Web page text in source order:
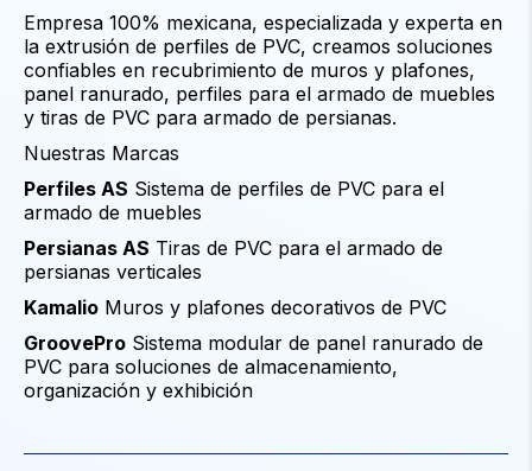
Empresa 100% mexicana, especializada y experta en
la extrusión de perfiles de PVC, creamos soluciones
confiables en recubrimiento de muros y plafones,
panel ranurado, perfiles para el armado de muebles
y tiras de PVC para armado de persianas.
Nuestras Marcas
Perfiles AS Sistema de perfiles de PVC para el
armado de muebles
Persianas AS Tiras de PVC para el armado de
persianas verticales
Kamalio Muros y plafones decorativos de PVC
GroovePro Sistema modular de panel ranurado de
PVC para soluciones de almacenamiento,
organización y exhibición